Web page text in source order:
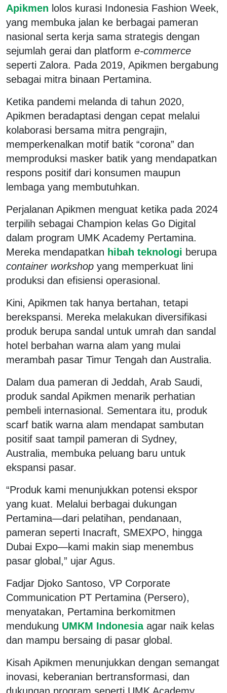
Apikmen lolos kurasi Indonesia Fashion Week,
yang membuka jalan ke berbagai pameran
nasional serta kerja sama strategis dengan
sejumlah gerai dan platform e-commerce
seperti Zalora. Pada 2019, Apikmen bergabung
sebagai mitra binaan Pertamina.
Ketika pandemi melanda di tahun 2020,
Apikmen beradaptasi dengan cepat melalui
kolaborasi bersama mitra pengrajin,
memperkenalkan motif batik “corona” dan
memproduksi masker batik yang mendapatkan
respons positif dari konsumen maupun
lembaga yang membutuhkan.
Perjalanan Apikmen menguat ketika pada 2024
terpilih sebagai Champion kelas Go Digital
dalam program UMK Academy Pertamina.
Mereka mendapatkan hibah teknologi berupa
container workshop yang memperkuat lini
produksi dan efisiensi operasional.
Kini, Apikmen tak hanya bertahan, tetapi
berekspansi. Mereka melakukan diversifikasi
produk berupa sandal untuk umrah dan sandal
hotel berbahan warna alam yang mulai
merambah pasar Timur Tengah dan Australia.
Dalam dua pameran di Jeddah, Arab Saudi,
produk sandal Apikmen menarik perhatian
pembeli internasional. Sementara itu, produk
scarf batik warna alam mendapat sambutan
positif saat tampil pameran di Sydney,
Australia, membuka peluang baru untuk
ekspansi pasar.
“Produk kami menunjukkan potensi ekspor
yang kuat. Melalui berbagai dukungan
Pertamina—dari pelatihan, pendanaan,
pameran seperti Inacraft, SMEXPO, hingga
Dubai Expo—kami makin siap menembus
pasar global,” ujar Agus.
Fadjar Djoko Santoso, VP Corporate
Communication PT Pertamina (Persero),
menyatakan, Pertamina berkomitmen
mendukung UMKM Indonesia agar naik kelas
dan mampu bersaing di pasar global.
Kisah Apikmen menunjukkan dengan semangat
inovasi, keberanian bertransformasi, dan